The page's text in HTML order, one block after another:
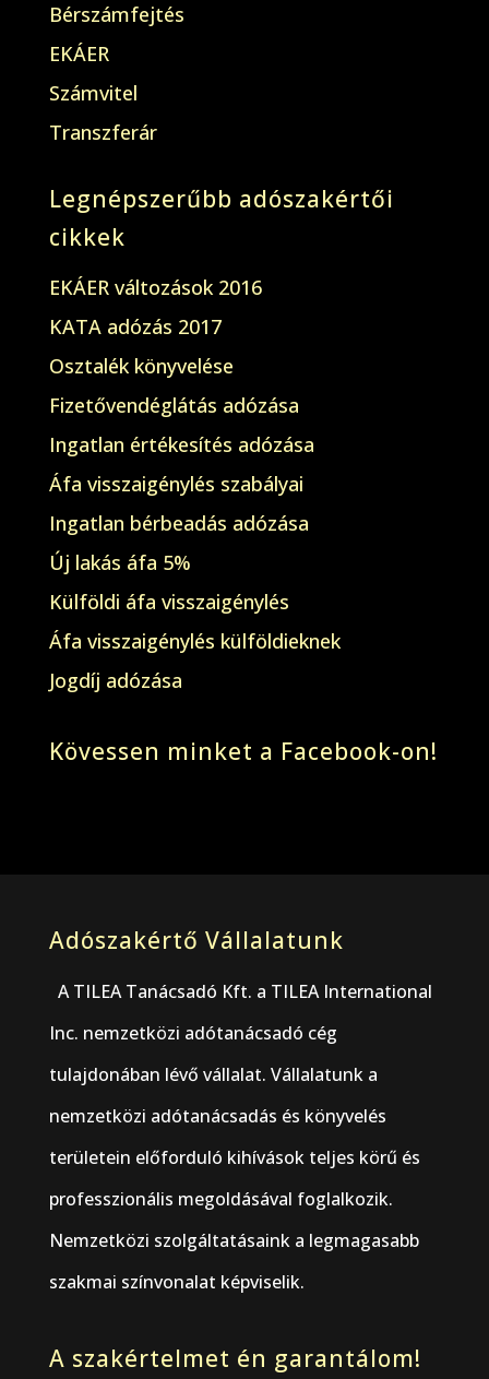
Bérszámfejtés
EKÁER
Számvitel
Transzferár
Legnépszerűbb adószakértői
cikkek
EKÁER változások 2016
KATA adózás 2017
Osztalék könyvelése
Fizetővendéglátás adózása
Ingatlan értékesítés adózása
Áfa visszaigénylés szabályai
Ingatlan bérbeadás adózása
Új lakás áfa 5%
Külföldi áfa visszaigénylés
Áfa visszaigénylés külföldieknek
Jogdíj adózása
Kövessen minket a Facebook-on!
Adószakértő Vállalatunk
A TILEA Tanácsadó Kft. a TILEA International
Inc. nemzetközi adótanácsadó cég
tulajdonában lévő vállalat. Vállalatunk a
nemzetközi adótanácsadás és könyvelés
területein előforduló kihívások teljes körű és
professzionális megoldásával foglalkozik.
Nemzetközi szolgáltatásaink a legmagasabb
szakmai színvonalat képviselik.
A szakértelmet én garantálom!